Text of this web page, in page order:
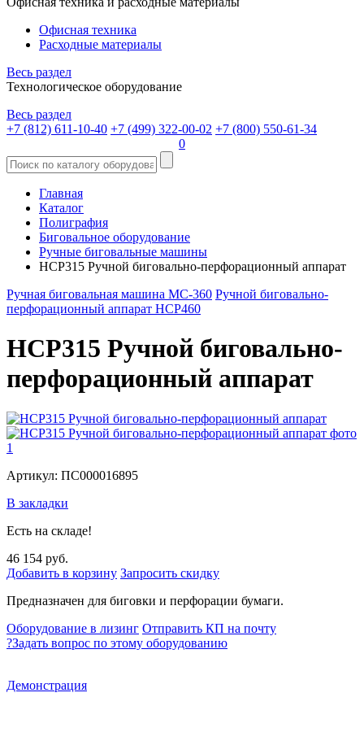
Офисная техника
Расходные материалы
Весь раздел
Технологическое оборудование
Весь раздел
+7 (812) 611-10-40 +7 (499) 322-00-02 +7 (800) 550-61-34
0
Главная
Каталог
Полиграфия
Биговальное оборудование
Ручные биговальные машины
HCP315 Ручной биговально-перфорационный аппарат
Ручная биговальная машина MC-360 Ручной биговально-
перфорационный аппарат HCP460
HCP315 Ручной биговально-
перфорационный аппарат
Артикул: ПС000016895
В закладки
Есть на складе!
46 154 руб.
Добавить в корзину Запросить скидку
Предназначен для биговки и перфорации бумаги.
Оборудование в лизинг Отправить КП на почту
?Задать вопрос по этому оборудованию
Демонстрация